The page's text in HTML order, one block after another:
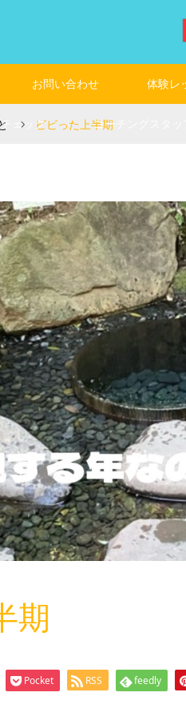
お問い合わせ 体験レ
ェック コーチングスタッフ
ビビった上半期
期
Pocket RSS feedly